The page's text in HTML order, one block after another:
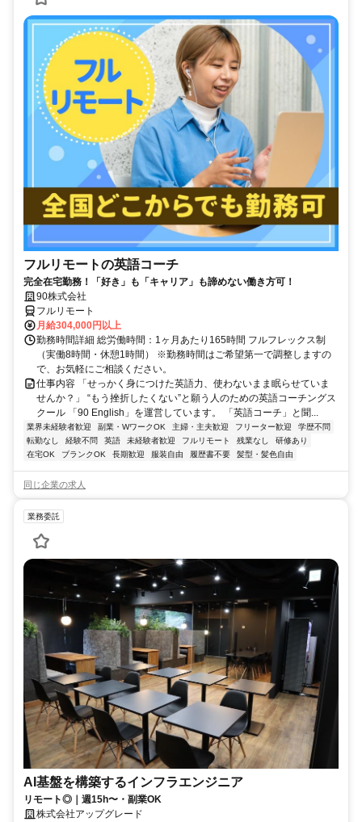
フルリモートの英語コーチ
完全在宅勤務！「好き」も「キャリア」も諦めない働き方可！
90株式会社
フルリモート
月給304,000円以上
勤務時間詳細 総労働時間：1ヶ月あたり165時間 フルフレックス制
（実働8時間・休憩1時間） ※勤務時間はご希望第一で調整しますの
で、お気軽にご相談ください。
仕事内容 「せっかく身につけた英語力、使わないまま眠らせていま
せんか？」 “もう挫折したくない”と願う人のための英語コーチングス
クール 「90 English」を運営しています。 「英語コーチ」と聞...
業界未経験者歓迎 副業・WワークOK 主婦・主夫歓迎 フリーター歓迎
学歴不問
転勤なし
経験不問 英語 未経験者歓迎 フルリモート 残業なし
研修あり
在宅OK
ブランクOK 長期歓迎 服装自由 履歴書不要 髪型・髪色自由
同じ企業の求人
業務委託
AI基盤を構築するインフラエンジニア
リモート◎｜週15h〜・副業OK
株式会社アップグレード